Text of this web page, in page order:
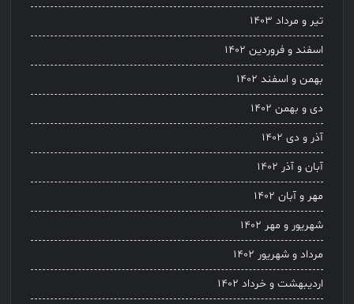
تیر و مرداد ۱۴۰۳
اسفند و فروردین ۱۴۰۲
بهمن و اسفند ۱۴۰۲
دی و بهمن ۱۴۰۲
آذر و دی ۱۴۰۲
آبان و آذر ۱۴۰۲
مهر و آبان ۱۴۰۲
شهریور و مهر ۱۴۰۲
مرداد و شهریور ۱۴۰۲
اردیبهشت و خرداد ۱۴۰۲